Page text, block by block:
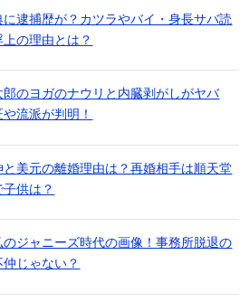
に逮捕歴が？カツラやバイ・身長サバ読
の理由とは？
郎のヨガのナウリと内臓剥がしがヤバ
流派が判明！
と美元の離婚理由は？再婚相手は順天堂
供は？
のジャニーズ時代の画像！事務所脱退の
じゃない？